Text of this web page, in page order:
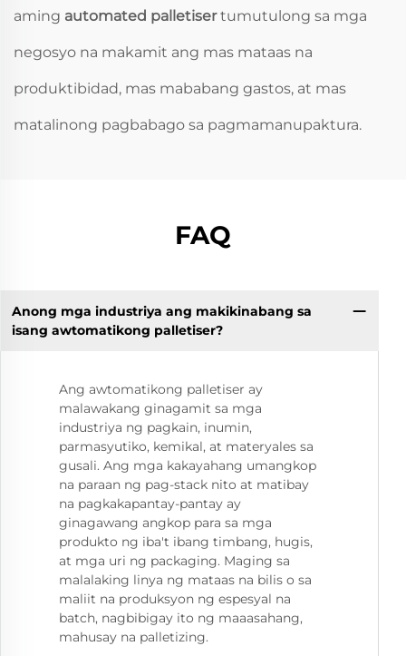
aming automated palletisertumutulong sa mga
negosyo na makamit ang mas mataas na
produktibidad, mas mababang gastos, at mas
matalinong pagbabago sa pagmamanupaktura.
FAQ
Anong mga industriya ang makikinabang sa
isang awtomatikong palletiser?
Ang awtomatikong palletiser ay
malawakang ginagamit sa mga
industriya ng pagkain, inumin,
parmasyutiko, kemikal, at materyales sa
gusali. Ang mga kakayahang umangkop
na paraan ng pag-stack nito at matibay
na pagkakapantay-pantay ay
ginagawang angkop para sa mga
produkto ng iba't ibang timbang, hugis,
at mga uri ng packaging. Maging sa
malalaking linya ng mataas na bilis o sa
maliit na produksyon ng espesyal na
batch, nagbibigay ito ng maaasahang,
mahusay na palletizing.